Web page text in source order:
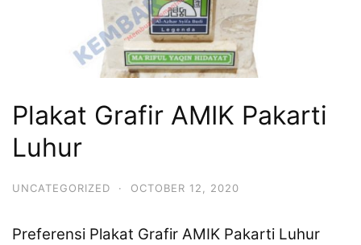
Plakat Grafir AMIK Pakarti
Luhur
UNCATEGORIZED · OCTOBER 12, 2020
Preferensi Plakat Grafir AMIK Pakarti Luhur